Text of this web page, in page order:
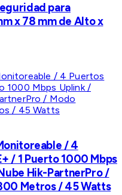
para
x 78 mm de Alto x
/ 4
/ 1 Puerto 1000 Mbps
Hik-PartnerPro /
Metros / 45 Watts